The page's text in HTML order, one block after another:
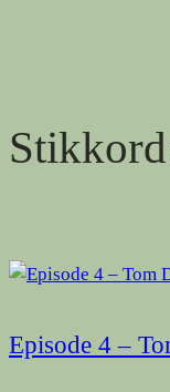
Episode 4 –